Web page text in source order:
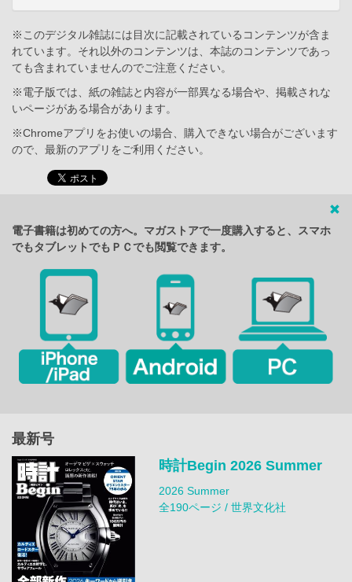
※このデジタル雑誌には目次に記載されているコンテンツが含ま
れています。それ以外のコンテンツは、本誌のコンテンツであっ
ても含まれていませんのでご注意ください。
※電子版では、紙の雑誌と内容が一部異なる場合や、掲載されな
いページがある場合があります。
※Chromeアプリをお使いの場合、購入できない場合がございます
ので、最新のアプリをご利用ください。
電子書籍は初めての方へ。マガストアで一度購入すると、スマホ
でもタブレットでもＰＣでも閲覧できます。
最新号
時計Begin 2026 Summer
2026 Summer
全190ページ / 世界文化社